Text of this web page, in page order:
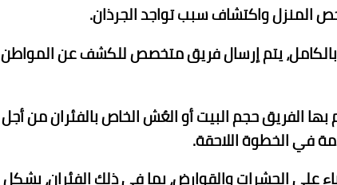
المنزل واكتشاف سبب تواجد الجرذان.
بالكامل، يتم إرسال فريق متخصص للكشف عن المواطن
بها الفريق حجم البيت أو العُش الخاص بالفئران من أجل
في الخطوة اللاحقة.
على الحشرات والقوارض، بما في ذلك الفئران، بشكل